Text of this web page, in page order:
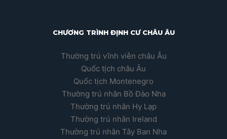
CHƯƠNG TRÌNH ĐỊNH CƯ CHÂU ÂU
Thường trú vĩnh viễn châu Âu
Quốc tịch châu Âu
Quốc tịch Montenegro
Thường trú nhân Bồ Đào Nha
Thường trú nhân Hy Lạp
Thường trú nhân Ireland
Thường trú nhân Tây Ban Nha